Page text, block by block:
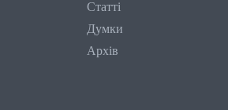
Статті
Думки
Архів